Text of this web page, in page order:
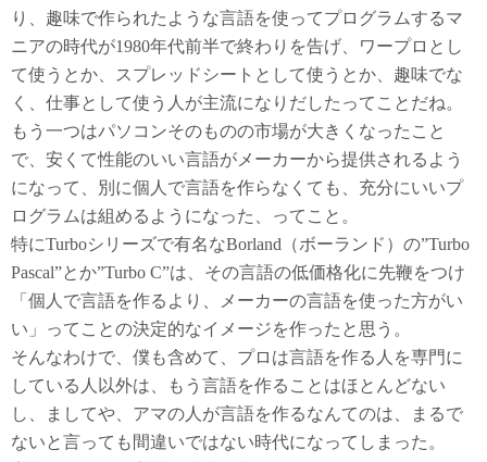
り、趣味で作られたような言語を使ってプログラムするマ
ニアの時代が1980年代前半で終わりを告げ、ワープロとし
て使うとか、スプレッドシートとして使うとか、趣味でな
く、仕事として使う人が主流になりだしたってことだね。
もう一つはパソコンそのものの市場が大きくなったこと
で、安くて性能のいい言語がメーカーから提供されるよう
になって、別に個人で言語を作らなくても、充分にいいプ
ログラムは組めるようになった、ってこと。
特にTurboシリーズで有名なBorland（ボーランド）の”Turbo
Pascal”とか”Turbo C”は、その言語の低価格化に先鞭をつけ
「個人で言語を作るより、メーカーの言語を使った方がい
い」ってことの決定的なイメージを作ったと思う。
そんなわけで、僕も含めて、プロは言語を作る人を専門に
している人以外は、もう言語を作ることはほとんどない
し、ましてや、アマの人が言語を作るなんてのは、まるで
ないと言っても間違いではない時代になってしまった。